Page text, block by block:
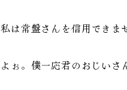
は常盤さんを信用できま
ぉ。僕一応君のおじいさ